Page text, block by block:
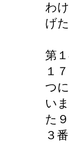
わ
げ
第
１
つ
い
た
３